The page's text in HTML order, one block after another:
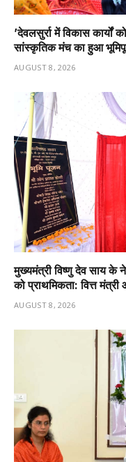
’देवलसुर्रा में विकास
सांस्कृतिक मंच का हुआ
AUGUST 8, 2026
मुख्यमंत्री विष्णु देव साय के
को प्राथमिकता: वित्त
AUGUST 8, 2026